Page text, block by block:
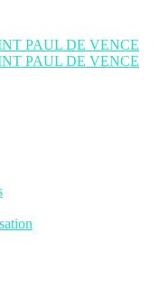
PAUL DE VENCE
PAUL DE VENCE